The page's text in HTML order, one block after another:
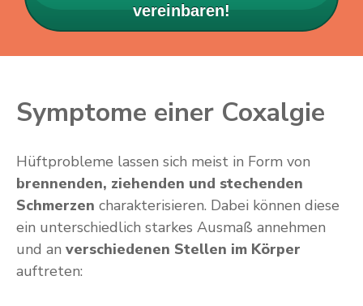
vereinbaren!
Symptome einer Coxalgie
Hüftprobleme lassen sich meist in Form von
brennenden, ziehenden und stechenden
Schmerzen charakterisieren. Dabei können diese
ein unterschiedlich starkes Ausmaß annehmen
und an verschiedenen Stellen im Körper
auftreten: